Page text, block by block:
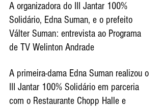
A organizadora do III Jantar 100%
Solidário, Edna Suman, e o prefeito
Válter Suman: entrevista ao Programa
de TV Welinton Andrade
A primeira-dama Edna Suman realizou o
III Jantar 100% Solidário em parceria
com o Restaurante Chopp Halle e